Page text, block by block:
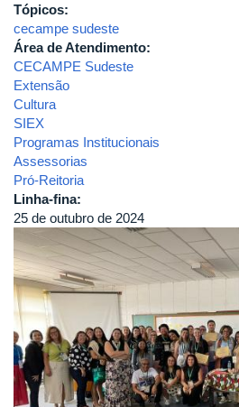
Tópicos:
cecampe sudeste
Área de Atendimento:
CECAMPE Sudeste
Extensão
Cultura
SIEX
Programas Institucionais
Assessorias
Pró-Reitoria
Linha-fina:
25 de outubro de 2024